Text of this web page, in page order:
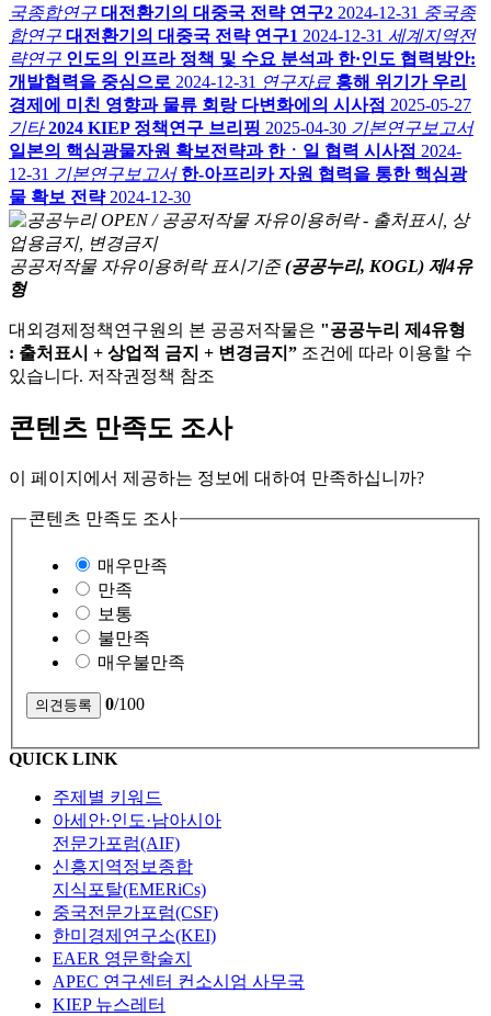
국종합연구 대전환기의 대중국 전략 연구2 2024-12-31 중국종
합연구 대전환기의 대중국 전략 연구1 2024-12-31 세계지역전
략연구 인도의 인프라 정책 및 수요 분석과 한·인도 협력방안:
개발협력을 중심으로 2024-12-31 연구자료 홍해 위기가 우리
경제에 미친 영향과 물류 회랑 다변화에의 시사점 2025-05-27
기타 2024 KIEP 정책연구 브리핑 2025-04-30 기본연구보고서
일본의 핵심광물자원 확보전략과 한ㆍ일 협력 시사점 2024-
12-31 기본연구보고서 한-아프리카 자원 협력을 통한 핵심광
물 확보 전략 2024-12-30
공공저작물 자유이용허락 표시기준 (공공누리, KOGL) 제4유
형
대외경제정책연구원의 본 공공저작물은 "공공누리 제4유형
: 출처표시 + 상업적 금지 + 변경금지” 조건에 따라 이용할 수
있습니다. 저작권정책 참조
콘텐츠 만족도 조사
이 페이지에서 제공하는 정보에 대하여 만족하십니까?
콘텐츠 만족도 조사
매우만족
만족
보통
불만족
매우불만족
0/100
QUICK LINK
주제별 키워드
아세안·인도·남아시아
전문가포럼(AIF)
신흥지역정보종합
지식포탈(EMERiCs)
중국전문가포럼(CSF)
한미경제연구소(KEI)
EAER 영문학술지
APEC 연구센터 컨소시엄 사무국
KIEP 뉴스레터